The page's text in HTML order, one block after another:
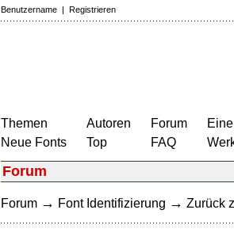
Benutzername | Registrieren
Themen
Neue Fonts
Autoren
Top
Forum
FAQ
Forum
Forum → Font Identifizierung → Zurück